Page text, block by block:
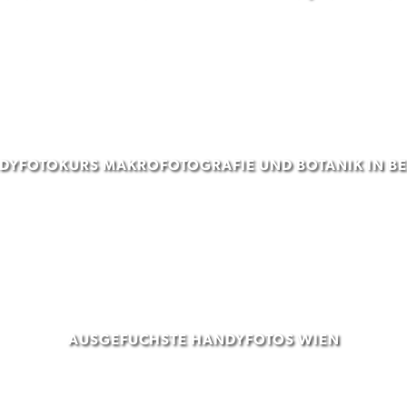
MAKROFOTOGRAFIE UND BOTANIK IN
AUSGEFUCHSTE HANDYFOTOS WIEN